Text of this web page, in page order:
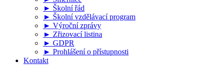
► Školní řád
► Školní vzdělávací program
► Výroční zprávy
► Zřizovací listina
► GDPR
► Prohlášení o přístupnosti
Kontakt